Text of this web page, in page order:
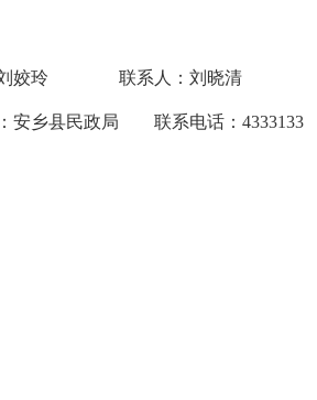
刘姣玲 联系人：刘晓清
安乡县民政局 联系电话：4333133